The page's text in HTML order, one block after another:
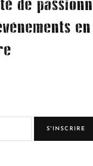
de
S'INSCRIRE